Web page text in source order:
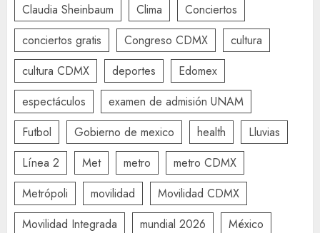
Claudia Sheinbaum
Clima
Conciertos
conciertos gratis
Congreso CDMX
cultura
cultura CDMX
deportes
Edomex
espectáculos
examen de admisión UNAM
Futbol
Gobierno de mexico health
Lluvias
Línea 2
Met metro
metro CDMX
Metrópoli
movilidad
Movilidad CDMX
Movilidad Integrada
mundial 2026
México